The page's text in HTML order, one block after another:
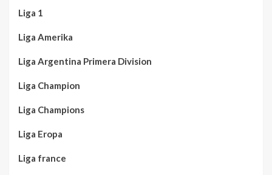
Liga 1
Liga Amerika
Liga Argentina Primera Division
Liga Champion
Liga Champions
Liga Eropa
Liga france